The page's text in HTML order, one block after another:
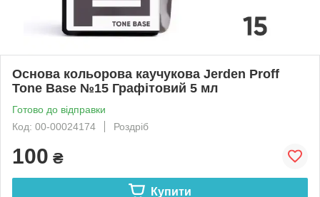
Основа кольорова каучукова Jerden Proff
Tone Base №15 Графітовий 5 мл
Готово до відправки
Код: 00-00024174
Роздріб
100 ₴
Купити